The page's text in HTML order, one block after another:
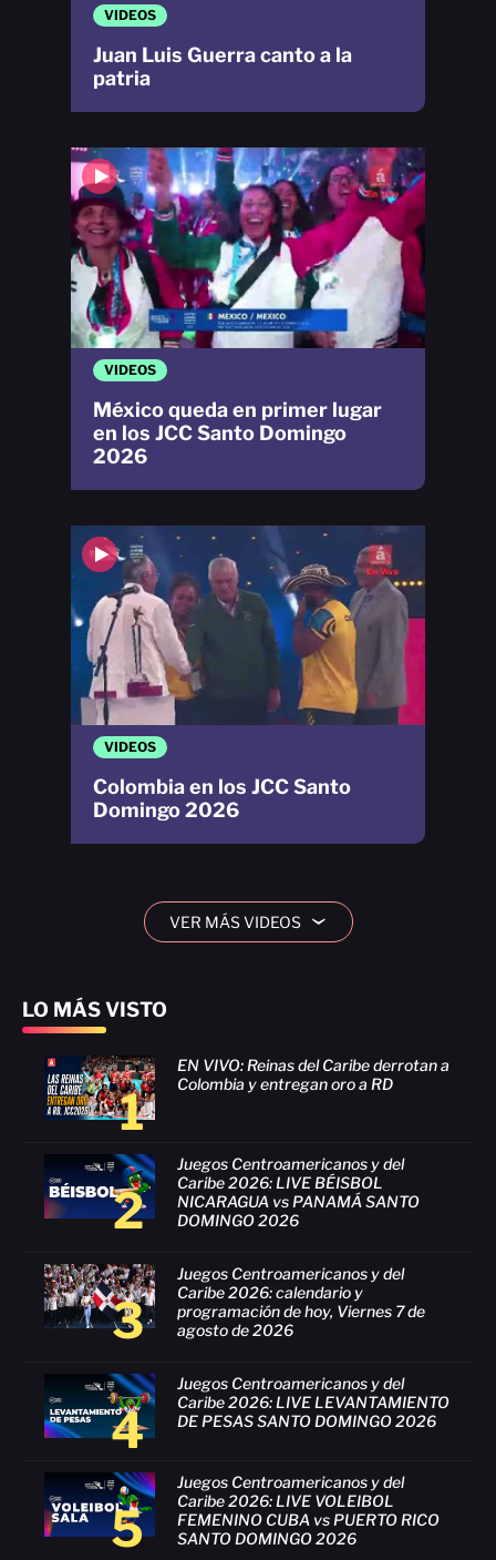
LO MÁS VISTO
1
EN VIVO: Reinas del Caribe derrotan a
Colombia y entregan oro a RD
2
Juegos Centroamericanos y del
Caribe 2026: LIVE BÉISBOL
NICARAGUA vs PANAMÁ SANTO
DOMINGO 2026
3
Juegos Centroamericanos y del
Caribe 2026: calendario y
programación de hoy, Viernes 7 de
agosto de 2026
4
Juegos Centroamericanos y del
Caribe 2026: LIVE LEVANTAMIENTO
DE PESAS SANTO DOMINGO 2026
5
Juegos Centroamericanos y del
Caribe 2026: LIVE VOLEIBOL
FEMENINO CUBA vs PUERTO RICO
SANTO DOMINGO 2026
VIDEOS
Colombia en los JCC Santo
Domingo 2026
VIDEOS
México queda en primer lugar
en los JCC Santo Domingo
2026
VIDEOS
Juan Luis Guerra canto a la
patria
VER MÁS VIDEOS ›